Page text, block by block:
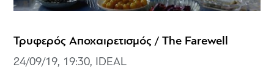
Τρυφερός Αποχαιρετισμός / The Farewell
24/09/19, 19:30, IDEAL